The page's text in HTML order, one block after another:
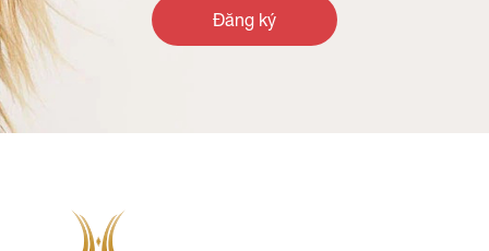
Đăng ký